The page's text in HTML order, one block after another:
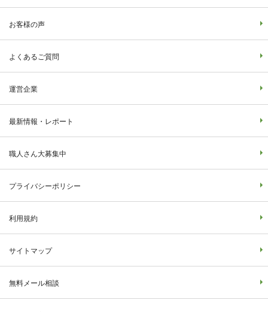
お客様の声
よくあるご質問
運営企業
最新情報・レポート
職人さん大募集中
プライバシーポリシー
利用規約
サイトマップ
無料メール相談